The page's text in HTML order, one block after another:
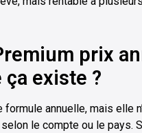
prix
existe ?
formule annuelle, mais elle
le compte ou le pays.